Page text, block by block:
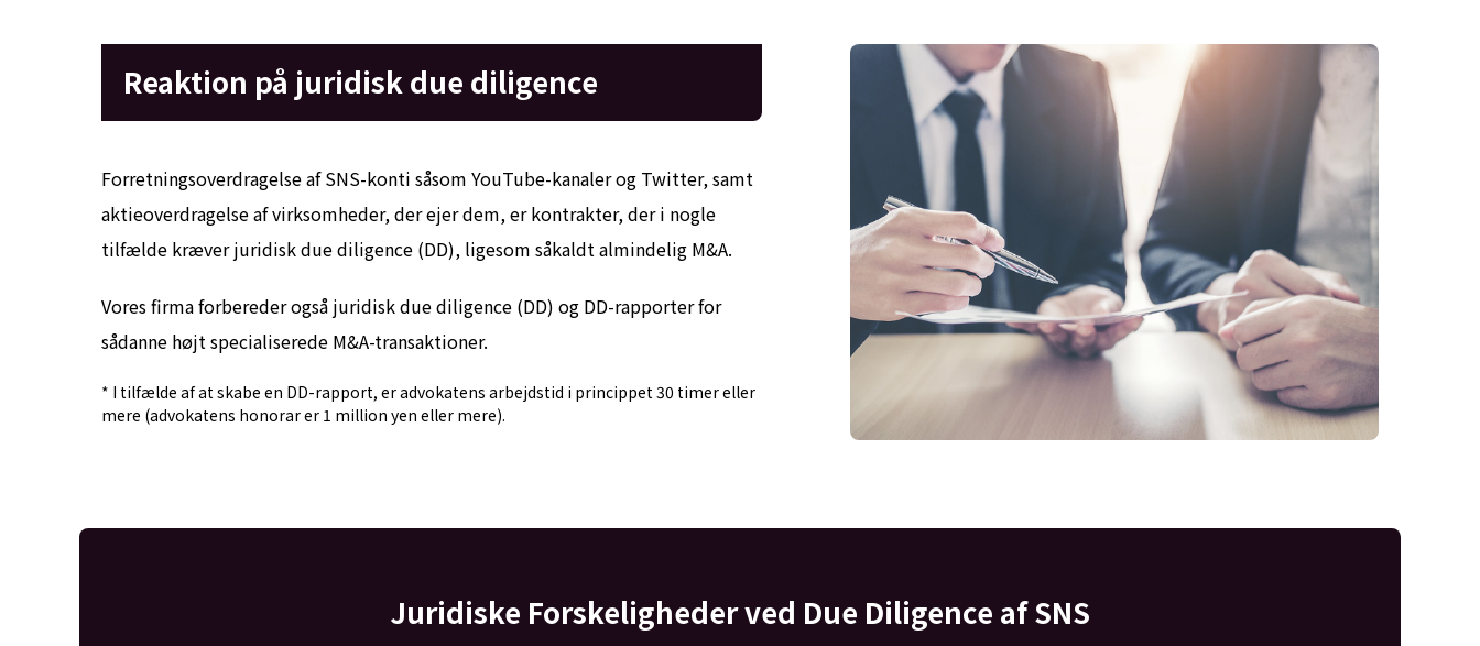
Reaktion på juridisk due diligence
Forretningsoverdragelse af SNS-konti såsom YouTube-kanaler og Twitter, samt
aktieoverdragelse af virksomheder, der ejer dem, er kontrakter, der i nogle
tilfælde kræver juridisk due diligence (DD), ligesom såkaldt almindelig M&A.
Vores firma forbereder også juridisk due diligence (DD) og DD-rapporter for
sådanne højt specialiserede M&A-transaktioner.
* I tilfælde af at skabe en DD-rapport, er advokatens arbejdstid i princippet 30 timer eller
mere (advokatens honorar er 1 million yen eller mere).
Juridiske Forskeligheder ved Due Diligence af SNS